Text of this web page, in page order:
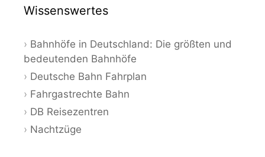
Wissenswertes
Bahnhöfe in Deutschland: Die größten und
bedeutenden Bahnhöfe
Deutsche Bahn Fahrplan
Fahrgastrechte Bahn
DB Reisezentren
Nachtzüge